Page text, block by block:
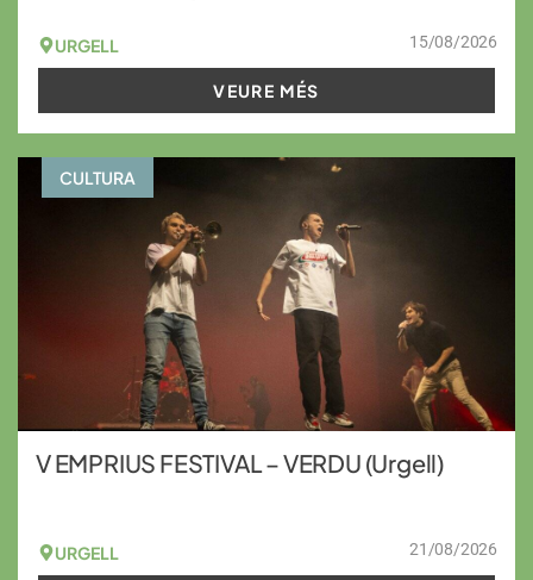
URGELL 15/08/2026
VEURE MÉS
CULTURA
V EMPRIUS FESTIVAL – VERDU (Urgell)
URGELL 21/08/2026